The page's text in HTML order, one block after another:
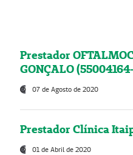
Prestador
GONÇALO
07 de Agosto de 2020
Prestador Clínica
01 de Abril de 2020